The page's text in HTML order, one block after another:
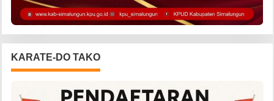
KARATE-DO TAKO